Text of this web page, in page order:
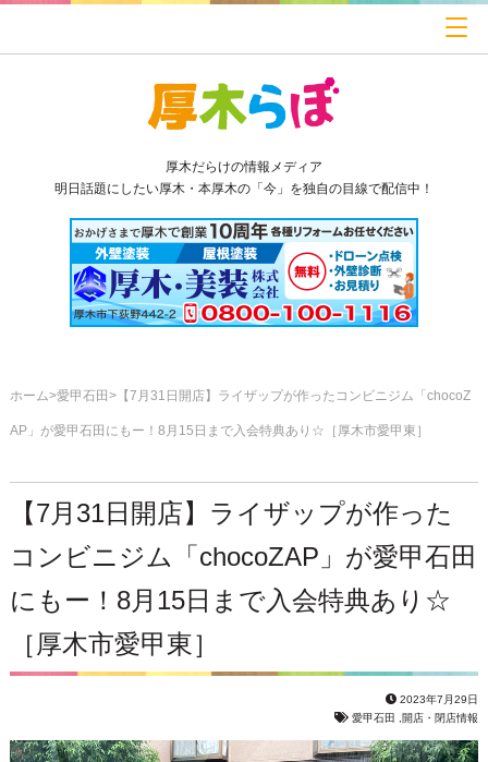
厚木だらけの情報メディア
明日話題にしたい厚木・本厚木の「今」を独自の目線で配信中！
ホーム 愛甲石田 【7月31日開店】ライザップが作ったコンビニジム「chocoZ
AP」が愛甲石田にもー！8月15日まで入会特典あり☆［厚木市愛甲東］
【7月31日開店】ライザップが作った
コンビニジム「chocoZAP」が愛甲石田
にもー！8月15日まで入会特典あり☆
［厚木市愛甲東］
2023年7月29日
愛甲石田
開店・閉店情報